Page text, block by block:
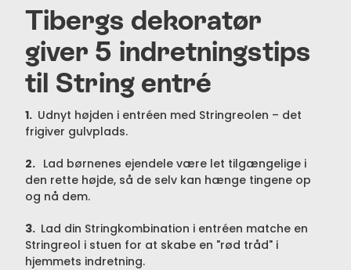
Tibergs dekoratør
giver 5 indretningstips
til String entré
1. Udnyt højden i entréen med Stringreolen – det
frigiver gulvplads.
2. Lad børnenes ejendele være let tilgængelige i
den rette højde, så de selv kan hænge tingene op
og nå dem.
3. Lad din Stringkombination i entréen matche en
Stringreol i stuen for at skabe en "rød tråd" i
hjemmets indretning.